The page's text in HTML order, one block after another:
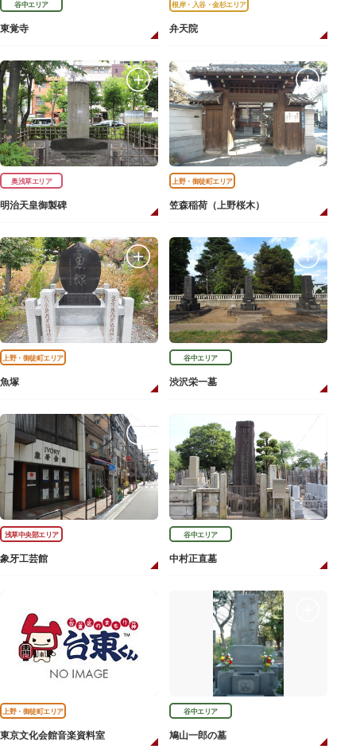
谷中エリア
東覚寺
根岸・入谷・金杉エリア
弁天院
奥浅草エリア
明治天皇御製碑
上野・御徒町エリア
笠森稲荷（上野桜木）
上野・御徒町エリア
魚塚
谷中エリア
渋沢栄一墓
浅草中央部エリア
象牙工芸館
谷中エリア
中村正直墓
上野・御徒町エリア
東京文化会館音楽資料室
谷中エリア
鳩山一郎の墓